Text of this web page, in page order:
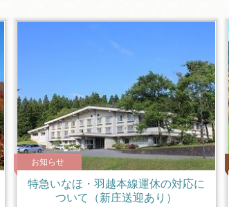
お知らせ
特急いなほ・羽越本線運休の対応に
ついて（新庄送迎あり）